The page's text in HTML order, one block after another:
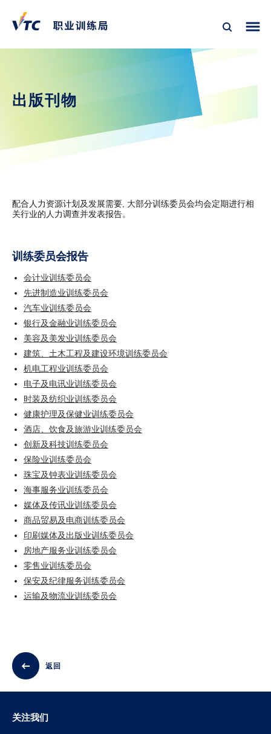
出版刊物
配合人力资源计划及发展需要, 大部分训练委员会均会定期进行相
关行业的人力调查并发表报告。
训练委员会报告
会计业训练委员会
先进制造业训练委员会
汽车业训练委员会
银行及金融业训练委员会
美容及美发业训练委员会
建筑、土木工程及建设环境训练委员会
机电工程业训练委员会
电子及电讯业训练委员会
时装及纺织业训练委员会
健康护理及保健业训练委员会
酒店、饮食及旅游业训练委员会
创新及科技训练委员会
保险业训练委员会
珠宝及钟表业训练委员会
海事服务业训练委员会
媒体及传讯业训练委员会
商品贸易及电商训练委员会
印刷媒体及出版业训练委员会
房地产服务业训练委员会
零售业训练委员会
保安及纪律服务训练委员会
运输及物流业训练委员会
返回
关注我们